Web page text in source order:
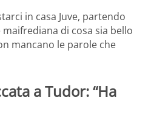
in casa Juve, partendo
di cosa sia bello
mancano le parole che
a Tudor: “Ha